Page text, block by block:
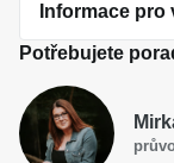
O perlách
Jak vybrat perlový
Dárková inspirace
Informace pro
Obchodní
Potřebujete